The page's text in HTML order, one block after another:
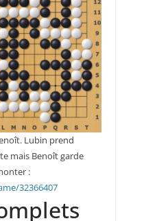
Lubin prend
mais Benoît garde
:
32366407